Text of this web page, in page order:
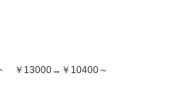
￥13000→￥10400～